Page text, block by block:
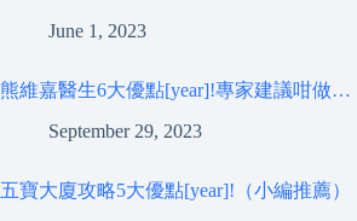
June 1, 2023
熊維嘉醫生6大優點[year]!專家建議咁做…
September 29, 2023
五寶大廈攻略5大優點[year]!（小編推薦）